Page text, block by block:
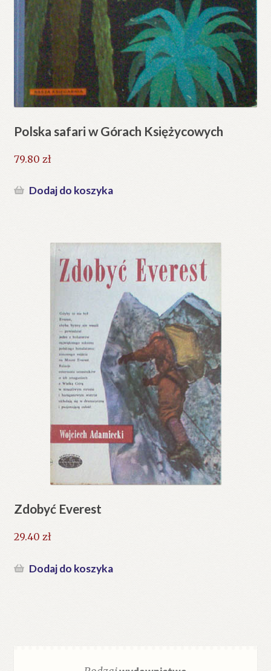
Polska safari w Górach Księżycowych
79.80 zł
Dodaj do koszyka
Zdobyć Everest
29.40 zł
Dodaj do koszyka